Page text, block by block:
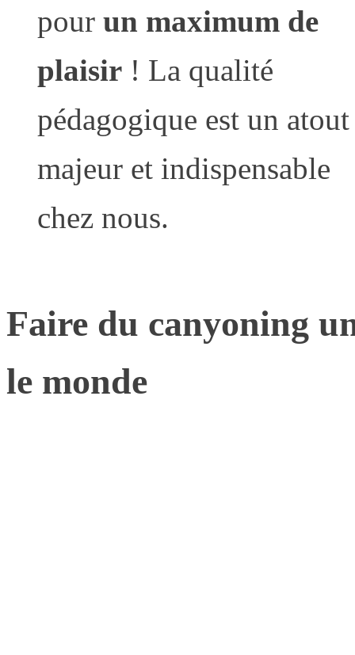
pour un maximum de
plaisir ! La qualité
pédagogique est un atout
majeur et indispensable
chez nous.
Faire du canyoning
le monde